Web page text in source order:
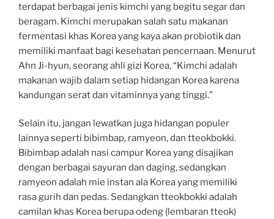
terdapat berbagai jenis kimchi yang begitu segar dan
beragam. Kimchi merupakan salah satu makanan
fermentasi khas Korea yang kaya akan probiotik dan
memiliki manfaat bagi kesehatan pencernaan. Menurut
Ahn Ji-hyun, seorang ahli gizi Korea, “Kimchi adalah
makanan wajib dalam setiap hidangan Korea karena
kandungan serat dan vitaminnya yang tinggi.”
Selain itu, jangan lewatkan juga hidangan populer
lainnya seperti bibimbap, ramyeon, dan tteokbokki.
Bibimbap adalah nasi campur Korea yang disajikan
dengan berbagai sayuran dan daging, sedangkan
ramyeon adalah mie instan ala Korea yang memiliki
rasa gurih dan pedas. Sedangkan tteokbokki adalah
camilan khas Korea berupa odeng (lembaran tteok)